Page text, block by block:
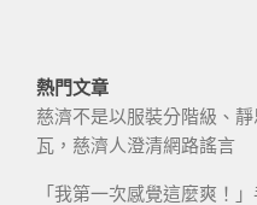
熱門文章
慈濟不是以服裝分階級、
瓦，慈濟人澄清網路謠言
「我第一次感覺這麼爽！